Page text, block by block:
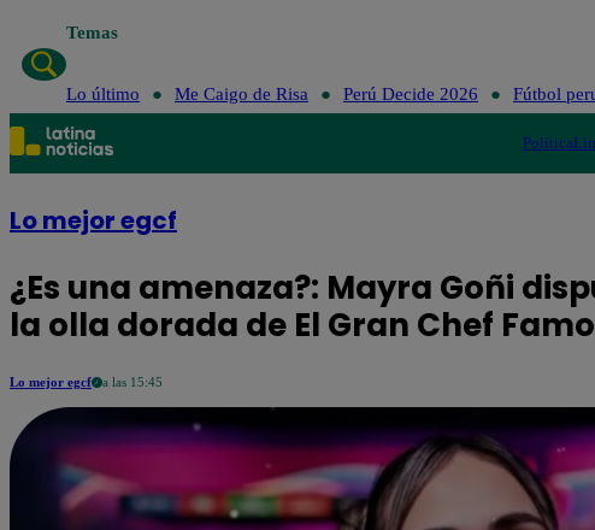
Temas
Lo último Me Caigo de Risa Perú Decide 2026 Fútbol
Política
Lo mejor egcf
¿Es una amenaza?: Mayra Goñi
la olla dorada de El Gran Chef
Lo mejor egcf a las 15:45